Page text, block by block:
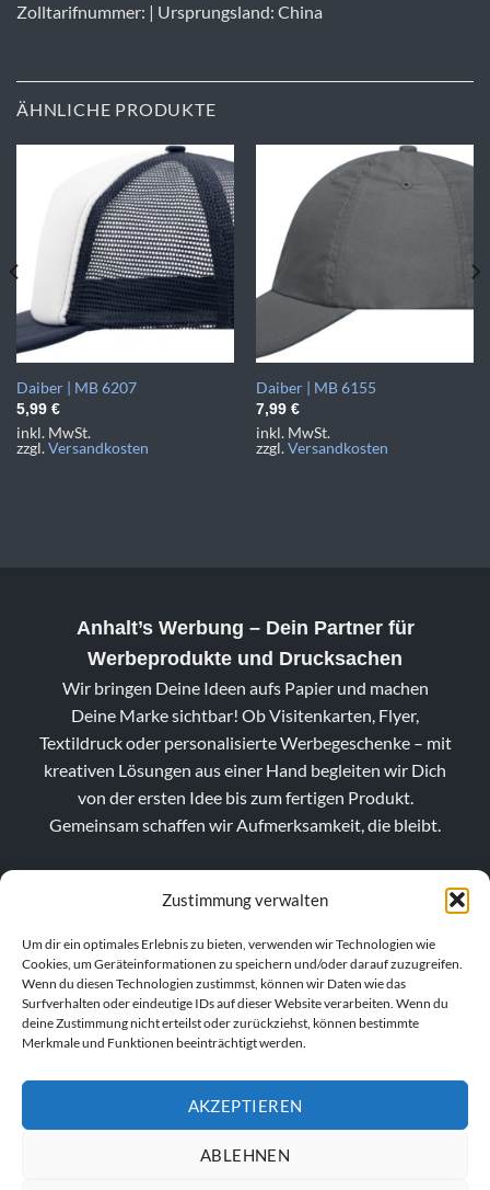
Zustimmung verwalten
Um dir ein optimales Erlebnis zu bieten, verwenden wir Technologien wie
Cookies, um Geräteinformationen zu speichern und/oder darauf zuzugreifen.
Wenn du diesen Technologien zustimmst, können wir Daten wie das
Surfverhalten oder eindeutige IDs auf dieser Website verarbeiten. Wenn du
deine Zustimmung nicht erteilst oder zurückziehst, können bestimmte
Merkmale und Funktionen beeinträchtigt werden.
AKZEPTIEREN
ABLEHNEN
Zolltarifnummer: | Ursprungsland: China
ÄHNLICHE PRODUKTE
Daiber | MB 6207
5,99 €
inkl. MwSt.
zzgl.Versandkosten
Daiber | MB 6155
7,99 €
inkl. MwSt.
zzgl.Versandkosten
Anhalt’s Werbung – Dein Partner für
Werbeprodukte und Drucksachen
Wir bringen Deine Ideen aufs Papier und machen
Deine Marke sichtbar! Ob Visitenkarten, Flyer,
Textildruck oder personalisierte Werbegeschenke – mit
kreativen Lösungen aus einer Hand begleiten wir Dich
von der ersten Idee bis zum fertigen Produkt.
Gemeinsam schaffen wir Aufmerksamkeit, die bleibt.